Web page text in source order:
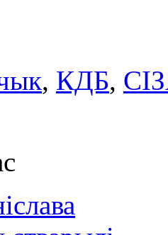
, КДБ,